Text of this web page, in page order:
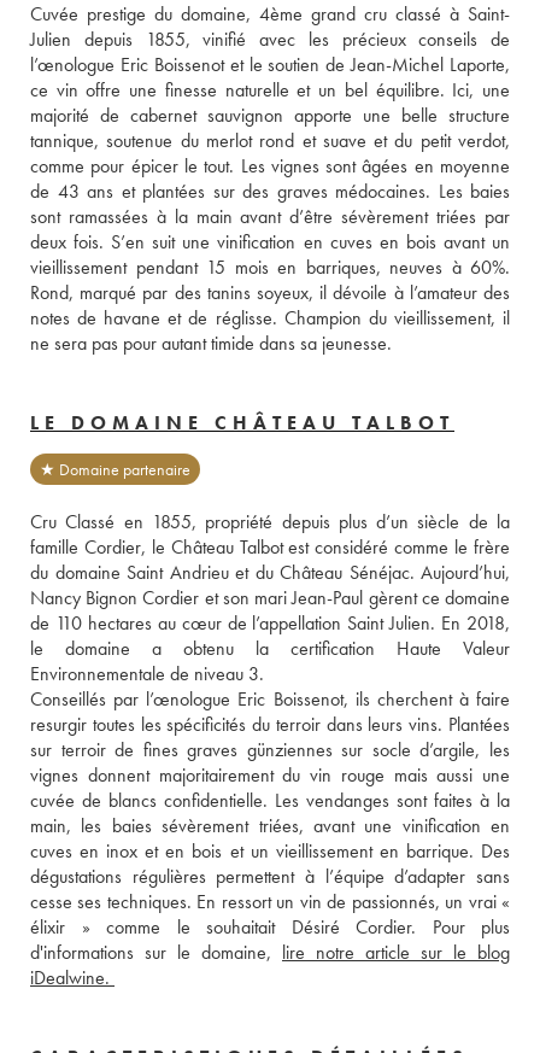
Cuvée prestige du domaine, 4ème grand cru classé à Saint-
Julien depuis 1855, vinifié avec les précieux conseils de
l’œnologue Eric Boissenot et le soutien de Jean-Michel Laporte,
ce vin offre une finesse naturelle et un bel équilibre. Ici, une
majorité de cabernet sauvignon apporte une belle structure
tannique, soutenue du merlot rond et suave et du petit verdot,
comme pour épicer le tout. Les vignes sont âgées en moyenne
de 43 ans et plantées sur des graves médocaines. Les baies
sont ramassées à la main avant d’être sévèrement triées par
deux fois. S’en suit une vinification en cuves en bois avant un
vieillissement pendant 15 mois en barriques, neuves à 60%.
Rond, marqué par des tanins soyeux, il dévoile à l’amateur des
notes de havane et de réglisse. Champion du vieillissement, il
ne sera pas pour autant timide dans sa jeunesse.
LE DOMAINE CHÂTEAU TALBOT
★ Domaine partenaire
Cru Classé en 1855, propriété depuis plus d’un siècle de la
famille Cordier, le Château Talbot est considéré comme le frère
du domaine Saint Andrieu et du Château Sénéjac. Aujourd’hui,
Nancy Bignon Cordier et son mari Jean-Paul gèrent ce domaine
de 110 hectares au cœur de l’appellation Saint Julien. En 2018,
le domaine a obtenu la certification Haute Valeur
Environnementale de niveau 3.
Conseillés par l’œnologue Eric Boissenot, ils cherchent à faire
resurgir toutes les spécificités du terroir dans leurs vins. Plantées
sur terroir de fines graves günziennes sur socle d’argile, les
vignes donnent majoritairement du vin rouge mais aussi une
cuvée de blancs confidentielle. Les vendanges sont faites à la
main, les baies sévèrement triées, avant une vinification en
cuves en inox et en bois et un vieillissement en barrique. Des
dégustations régulières permettent à l’équipe d’adapter sans
cesse ses techniques. En ressort un vin de passionnés, un vrai «
élixir » comme le souhaitait Désiré Cordier. Pour plus
d'informations sur le domaine, lire notre article sur le blog